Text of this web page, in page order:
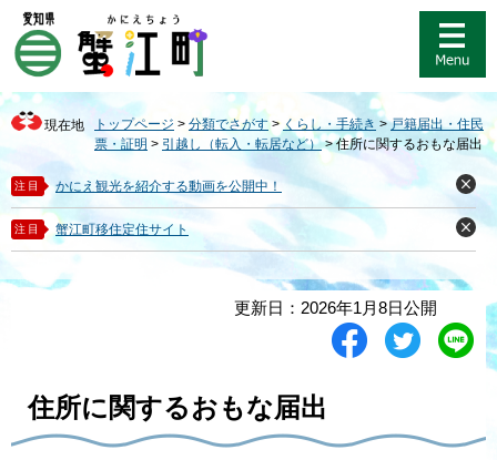
ジ
先
頭
で
す
。
ュ
を
飛
ば
し
て
本
文
現在地 トップページ > 分類でさがす > くらし・手続き >戸籍届出・住民
票・証明 > 引越し（転入・転居など） >住所に関するおもな届出
注目 かにえ観光を紹介する動画を公開中！
閉
じ
る
注目 蟹江町移住定住サイト
閉
じ
更新日：2026年1月8日公開
シ
ツ
る
L
る
住所に関するおもな届出